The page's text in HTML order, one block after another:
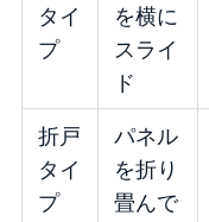
タイ
プ
を横に
スライ
ド
折戸
タイ
プ
パネル
を折り
畳んで